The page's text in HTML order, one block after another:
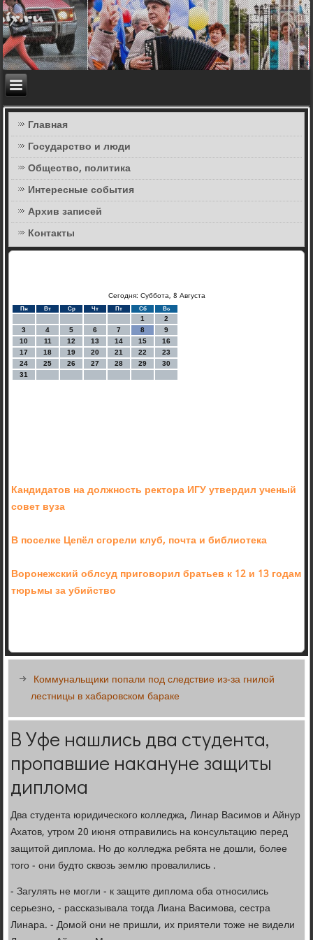
Главная
Государство и люди
Общество, политика
Интересные события
Архив записей
Контакты
Сегодня: Суббота, 8 Августа
Пн Вт Ср Чт Пт Сб Вс
1
2
3
4 5 6 7 8
9
10
11 12 13 14 15
16
17
18 19 20 21 22
23
24
25 26 27 28 29
30
31
Кандидатов на должность ректора ИГУ утвердил ученый
совет вуза
В поселке Цепёл сгорели клуб, почта и библиотека
Воронежский облсуд приговорил братьев к 12 и 13 годам
тюрьмы за убийство
Коммунальщики попали под следствие из-за гнилой
лестницы в хабаровском бараке
В Уфе нашлись два студента,
пропавшие накануне защиты
диплома
Два студента юридического колледжа, Линар Васимов и Айнур
Ахатов, утром 20 июня отправились на консультацию перед
защитой диплома. Но до колледжа ребята не дошли, более
того - они будто сквозь землю провалились .
- Загулять не могли - к защите диплома оба относились
серьезно, - рассказывала тогда Лиана Васимова, сестра
Линара. - Домой они не пришли, их приятели тоже не видели